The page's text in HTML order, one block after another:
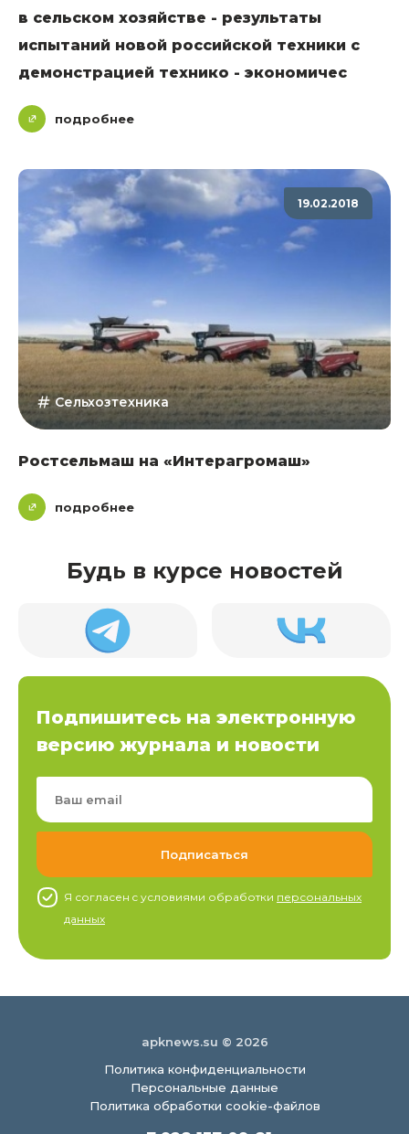
в сельском хозяйстве - результаты
испытаний новой российской техники с
демонстрацией технико - экономичес
подробнее
19.02.2018
Сельхозтехника
Ростсельмаш на «Интерагромаш»
подробнее
Будь в курсе новостей
Подпишитесь на электронную
версию журнала и новости
Я согласен c условиями обработки персональных
данных
apknews.su © 2026
Политика конфиденциальности
Персональные данные
Политика обработки cookie-файлов